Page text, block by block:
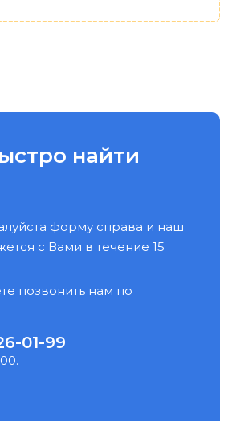
найти
форму справа и наш
с Вами в течение 15
позвонить нам по
01-99